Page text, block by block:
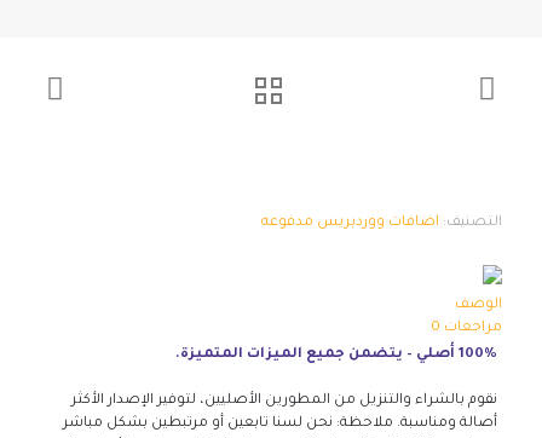
التصنيف: اضافات ووردبريس مدفوعه
الوصف
مراجعات 0
100% أصلي – يتضمن جميع الميزات المتميزة.
نقوم بالشراء والتنزيل من المطورين الأصليين، لتوفير الإصدار الأكثر
أصالة ومناسبة. ملاحظة: نحن لسنا تابعين أو مرتبطين بشكل مباشر